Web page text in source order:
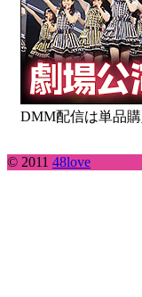
DMM配信は単品
© 2011 48love